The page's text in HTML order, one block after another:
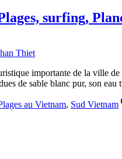
surfing,
importante de la ville
de sable blanc pur, son
au Vietnam, Sud Vietnam